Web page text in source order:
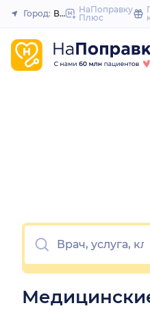
Город: ВолгодонскНаПоправку
Плюс